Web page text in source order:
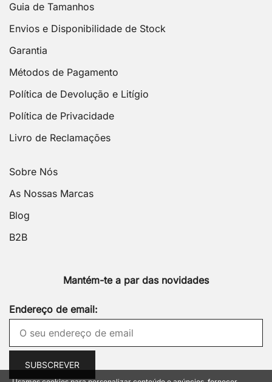
Guia de Tamanhos
Envios e Disponibilidade de Stock
Garantia
Métodos de Pagamento
Política de Devolução e Litígio
Política de Privacidade
Livro de Reclamações
Sobre Nós
As Nossas Marcas
Blog
B2B
Mantém-te a par das novidades
Endereço de email: